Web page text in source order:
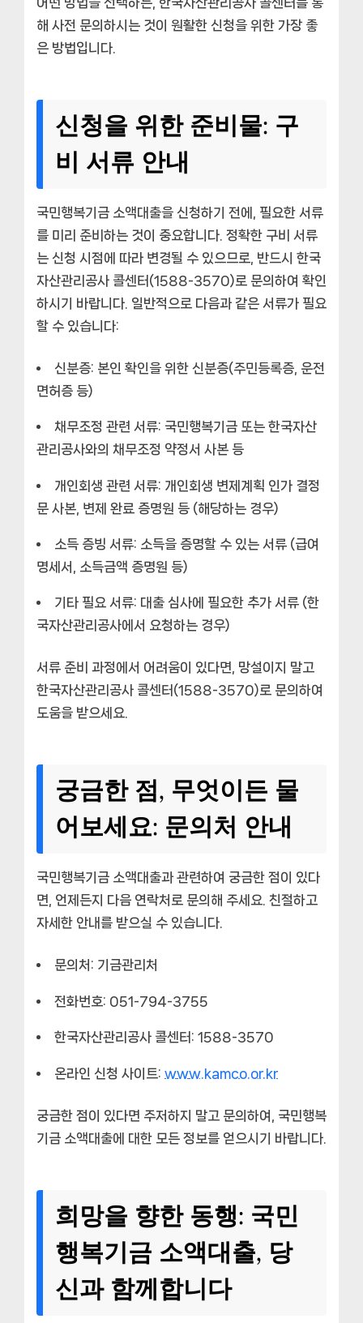
해 사전 문의하시는 것이 원활한 신청을 위한 가장 좋
은 방법입니다.
신청을 위한 준비물: 구
비 서류 안내
국민행복기금 소액대출을 신청하기 전에, 필요한 서류
를 미리 준비하는 것이 중요합니다. 정확한 구비 서류
는 신청 시점에 따라 변경될 수 있으므로, 반드시 한국
자산관리공사 콜센터(1588-3570)로 문의하여 확인
하시기 바랍니다. 일반적으로 다음과 같은 서류가 필요
할 수 있습니다:
신분증: 본인 확인을 위한 신분증(주민등록증, 운전
면허증 등)
채무조정 관련 서류: 국민행복기금 또는 한국자산
관리공사와의 채무조정 약정서 사본 등
개인회생 관련 서류: 개인회생 변제계획 인가 결정
문 사본, 변제 완료 증명원 등 (해당하는 경우)
소득 증빙 서류: 소득을 증명할 수 있는 서류 (급여
명세서, 소득금액 증명원 등)
기타 필요 서류: 대출 심사에 필요한 추가 서류 (한
국자산관리공사에서 요청하는 경우)
서류 준비 과정에서 어려움이 있다면, 망설이지 말고
한국자산관리공사 콜센터(1588-3570)로 문의하여
도움을 받으세요.
궁금한 점, 무엇이든 물
어보세요: 문의처 안내
국민행복기금 소액대출과 관련하여 궁금한 점이 있다
면, 언제든지 다음 연락처로 문의해 주세요. 친절하고
자세한 안내를 받으실 수 있습니다.
문의처: 기금관리처
전화번호: 051-794-3755
한국자산관리공사 콜센터: 1588-3570
온라인 신청 사이트: www.kamco.or.kr
궁금한 점이 있다면 주저하지 말고 문의하여, 국민행복
기금 소액대출에 대한 모든 정보를 얻으시기 바랍니다.
희망을 향한 동행: 국민
행복기금 소액대출, 당
신과 함께합니다